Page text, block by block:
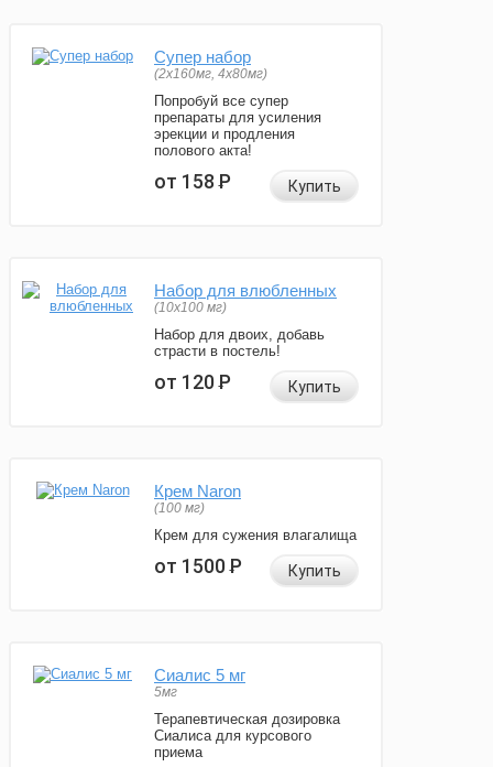
Супер набор
(2х160мг, 4х80мг)
Попробуй все супер
препараты для усиления
эрекции и продления
полового акта!
от 158Р Купить
Набор для влюбленных
(10х100 мг)
Набор для двоих, добавь
страсти в постель!
от 120Р Купить
Крем Naron
(100 мг)
Крем для сужения влагалища
от 1500Р Купить
Сиалис 5 мг
5мг
Терапевтическая дозировка
Сиалиса для курсового
приема